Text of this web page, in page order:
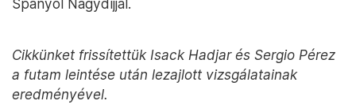
Spanyol Nagydíjjal.
Cikkünket frissítettük Isack Hadjar és Sergio Pérez
a futam leintése után lezajlott vizsgálatainak
eredményével.